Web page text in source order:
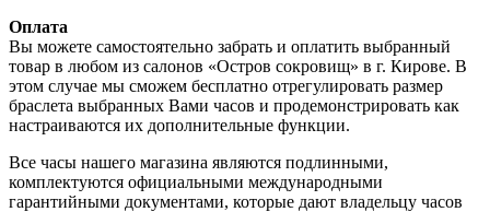
Оплата
Вы можете самостоятельно забрать и оплатить выбранный
товар в любом из салонов «Остров сокровищ» в г. Кирове. В
этом случае мы сможем бесплатно отрегулировать размер
браслета выбранных Вами часов и продемонстрировать как
настраиваются их дополнительные функции.
Все часы нашего магазина являются подлинными,
комплектуются официальными международными
гарантийными документами, которые дают владельцу часов